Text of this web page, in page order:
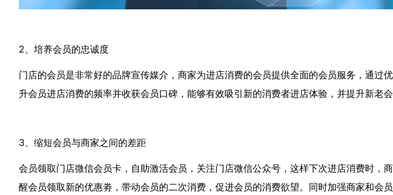
2、培养会员的忠诚度
门店的会员是非常好的品牌宣传媒介，商家为进店消费的会员提供全面的会员服务，通过
升会员进店消费的频率并收获会员口碑，能够有效吸引新的消费者进店体验，并提升新老会
3、缩短会员与商家之间的差距
会员领取门店微信会员卡，自助激活会员，关注门店微信公众号，这样下次进店消费时，
醒会员领取新的优惠劵，带动会员的二次消费，促进会员的消费欲望。同时加强商家和会员